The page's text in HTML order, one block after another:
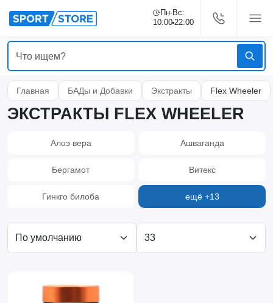
Пн-Вс:
10:00 22:00
Главная БАДы и Добавки Экстракты Flex Wheeler
ЭКСТРАКТЫ FLEX WHEELER
Алоэ вера Ашваганда
Бергамот Витекс
Гинкго билоба ещё +13